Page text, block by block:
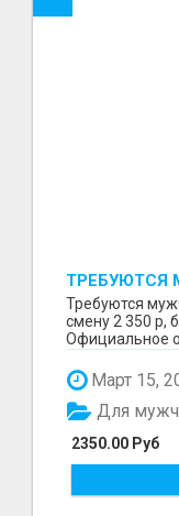
ТРЕБУЮТСЯ
Требуются
смену 2 350 р,
Официальное
Март 15,
2350.00 Руб
Для